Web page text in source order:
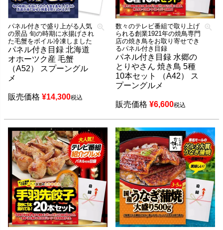
パネル付きで盛り上がる人気
の景品 旬の時期に水揚げされ
た毛蟹をボイル冷凍しました
パネル付き目録 北海道
オホーツク産 毛蟹
（A52） スプーングル
メ
販売価格 ¥14,300税込
数々のテレビ番組で取り上げ
られる創業1921年の焼鳥専門
店の焼き鳥をお取り寄せでき
るパネル付き目録
パネル付き目録 水郷の
とりやさん 焼き鳥 5種
10本セット （A42） ス
プーングルメ
販売価格 ¥6,600税込